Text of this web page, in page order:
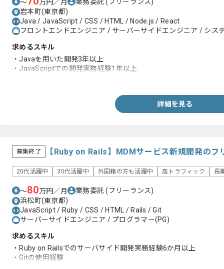
〜 万円／月
岩本町(東京都)
Java / JavaScript / CSS / HTML / Node.js / React
フロントエンドエンジニア / サーバーサイドエンジニア / シス
求めるスキル
・Javaを用いた開発3年以上
・JavaScriptでの開発実務経験1年以上
詳細を見る
募集終了 【Ruby on Rails】MDMサービス新規開発のフ
20代活躍中 30代活躍中 外国籍の方も活躍中 高トラフィック 長
〜80万円／月 業務委託(フリーランス)
浜松町(東京都)
JavaScript / Ruby / CSS / HTML / Rails / Git
サーバーサイドエンジニア / プログラマー(PG)
求めるスキル
・Ruby on Railsでのサーバサイド開発実務経験6か月以上
・Gitの使用経験